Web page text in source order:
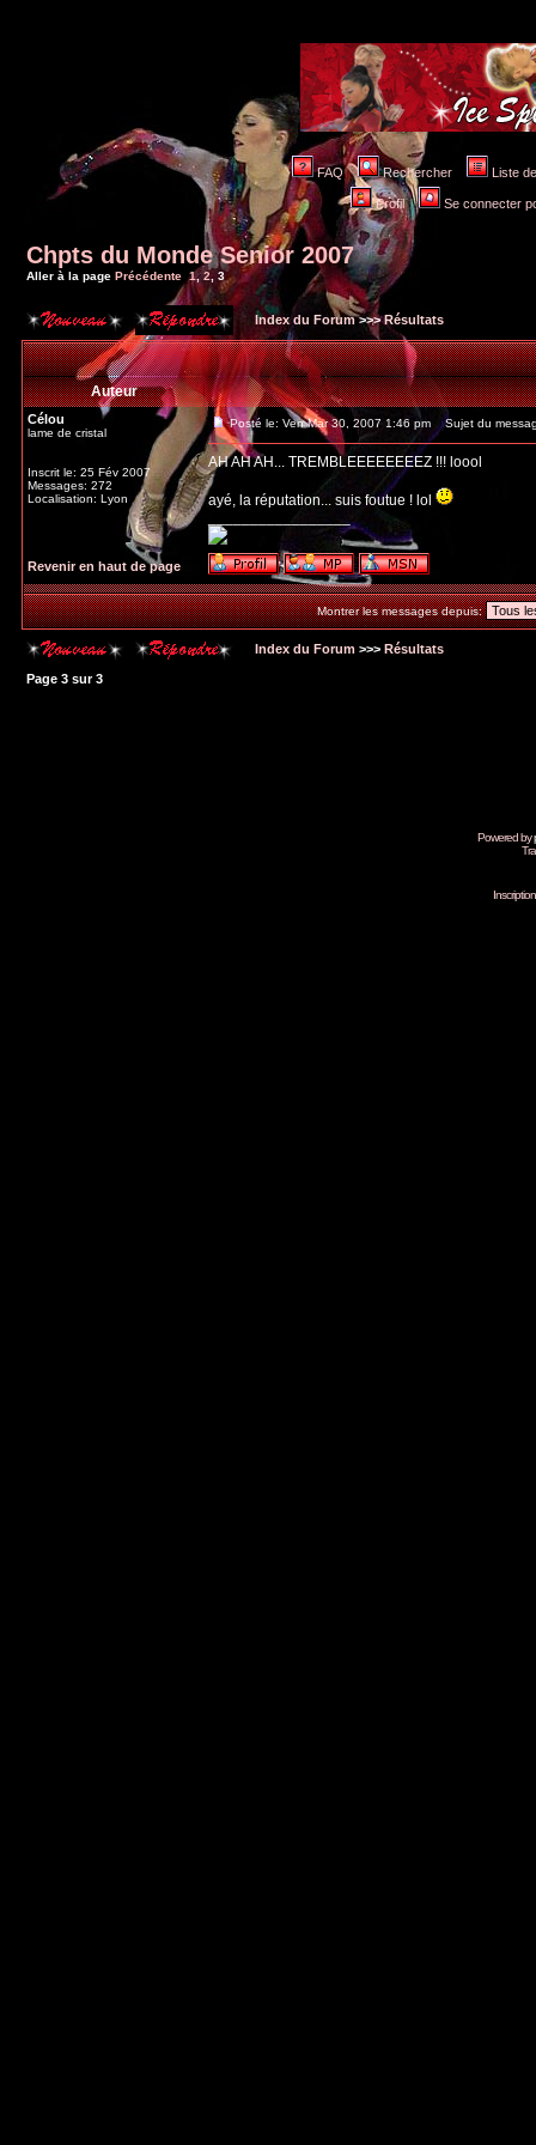
FAQ Rechercher Liste
Profil Se connecter
Chpts du Monde Senior 2007
Aller à la page Précédente 1,2 3
Index du Forum>>>Résultats
Auteur
Célou
lame de cristal
Inscrit le: 25 Fév 2007
Messages: 272
Localisation: Lyon
Posté le: Ven Mar 30, 2007 1:46 pm Sujet du
AH AH AH... TREMBLEEEEEEEEZ !!! loool
ayé, la réputation... suis foutue ! lol
Revenir en haut de page
Montrer les messages depuis:
Index du Forum >>> Résultats
Page 3 sur3
Powered by